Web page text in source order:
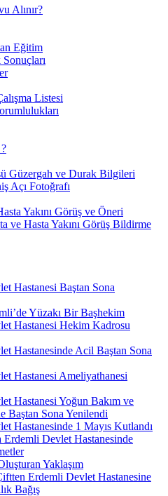
Alınır?
Eğitim
Listesi
Güzergah ve Durak Bilgileri
Açı Fotoğrafı
Yakını Görüş ve Öneri
ve Hasta Yakını Görüş Bildirme
Hastanesi Baştan Sona
Yüzakı Bir Başhekim
Hastanesi Hekim Kadrosu
Hastanesinde Acil Baştan Sona
Hastanesi Ameliyathanesi
Hastanesi Yoğun Bakım ve
Baştan Sona Yenilendi
Hastanesinde 1 Mayıs Kutlandı
Erdemli Devlet Hastanesinde
Yaklaşım
Erdemli Devlet Hastanesine
Bağış